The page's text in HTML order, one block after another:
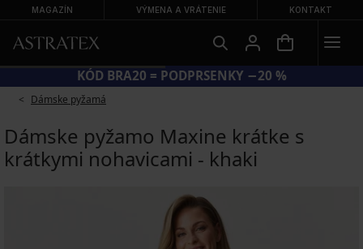
MAGAZÍN VÝMENA A VRÁTENIE KONTAKT
KÓD BRA20 = PODPRSENKY −20 %
Dámske pyžamá
Dámske pyžamo Maxine krátke s
krátkymi nohavicami - khaki